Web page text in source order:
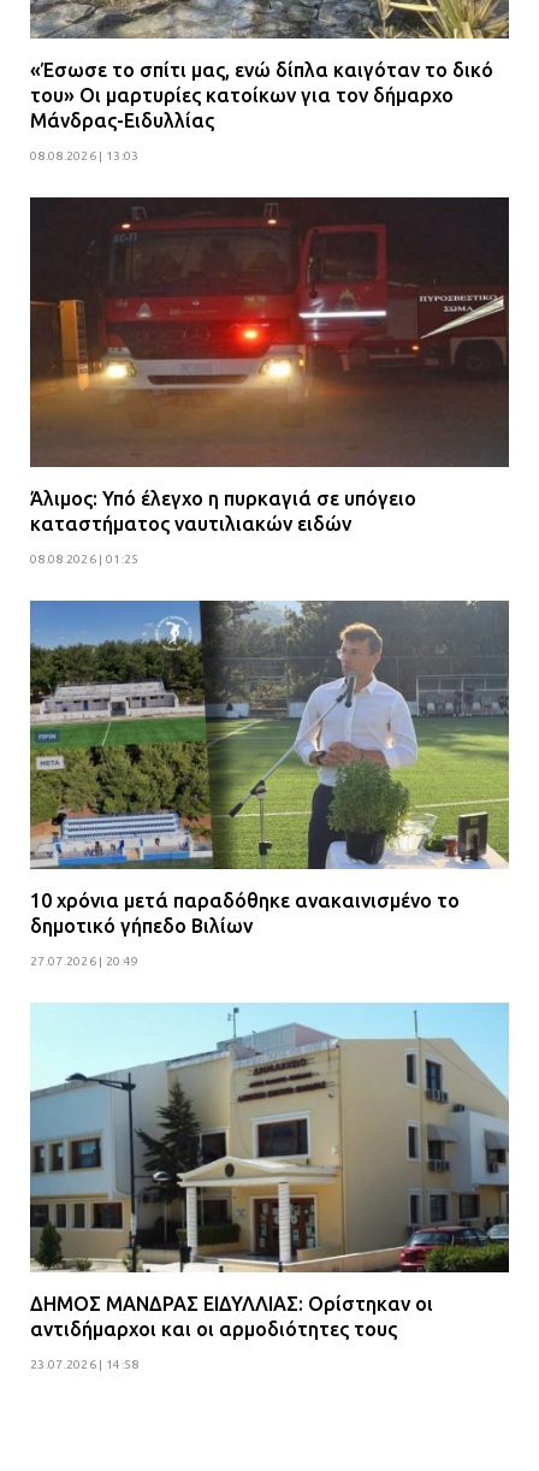
«Έσωσε το σπίτι μας, ενώ δίπλα καιγόταν το δικό
του» Οι μαρτυρίες κατοίκων για τον δήμαρχο
Μάνδρας-Ειδυλλίας
08.08.2026 | 13:03
Άλιμος: Υπό έλεγχο η πυρκαγιά σε υπόγειο
καταστήματος ναυτιλιακών ειδών
08.08.2026 | 01:25
10 χρόνια μετά παραδόθηκε ανακαινισμένο το
δημοτικό γήπεδο Βιλίων
27.07.2026 | 20:49
ΔΗΜΟΣ ΜΑΝΔΡΑΣ ΕΙΔΥΛΛΙΑΣ: Ορίστηκαν οι
αντιδήμαρχοι και οι αρμοδιότητες τους
23.07.2026 | 14:58